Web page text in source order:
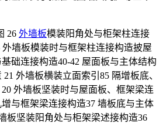
26 外墙板模装阳角处与柜架柱连接
外墙板模装时与框架柱连接构造披屋
础连接构造40-42 屋面板与主体结构
外墙板横装立面索引85 隔增板底、
外墙板坚装时与屋面板、框架梁连
与框架梁连接构造37 墙板底与主体
板坚装阳角处与柜架梁述接构造36